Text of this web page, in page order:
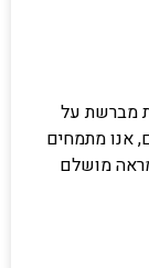
מברשת על
אנו מתמחים
מושלם